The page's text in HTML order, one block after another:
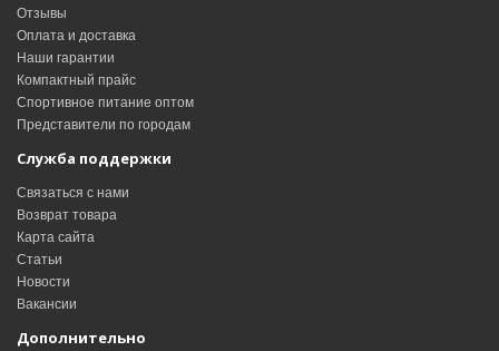
Отзывы
Оплата и доставка
Наши гарантии
Компактный прайс
Спортивное питание оптом
Представители по городам
Служба поддержки
Связаться с нами
Возврат товара
Карта сайта
Статьи
Новости
Вакансии
Дополнительно